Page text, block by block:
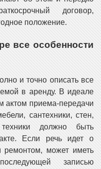
договор,
положение.
все особенности
и точно описать все
в аренду. В идеале
актом приема-передачи
сантехники, стен,
должно быть
Если речь идет о
ремонтом, может иметь
записью